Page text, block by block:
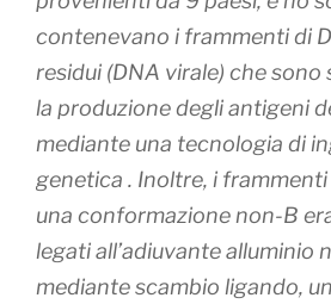
contenevano i frammenti di
residui (DNA virale) che
la produzione degli antigeni
mediante una tecnologia di
genetica . Inoltre, i frammenti
una conformazione non-B
legati all’adiuvante alluminio
mediante scambio ligando,